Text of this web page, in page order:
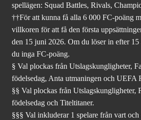
spellägen: Squad Battles, Rivals,
††För att kunna få alla 6 000 FC-poäng
villkoren för att få den första
den 15 juni 2026. Om du löser in efter 15
du inga FC-poäng.
§ Val plockas från Utslagskungligheter,
födelsedag, Anta utmaningen och UEFA
§§ Val plockas från Utslagskungligheter,
födelsedag och Titeltitaner.
§§§ Val inkluderar 1 spelare från vart